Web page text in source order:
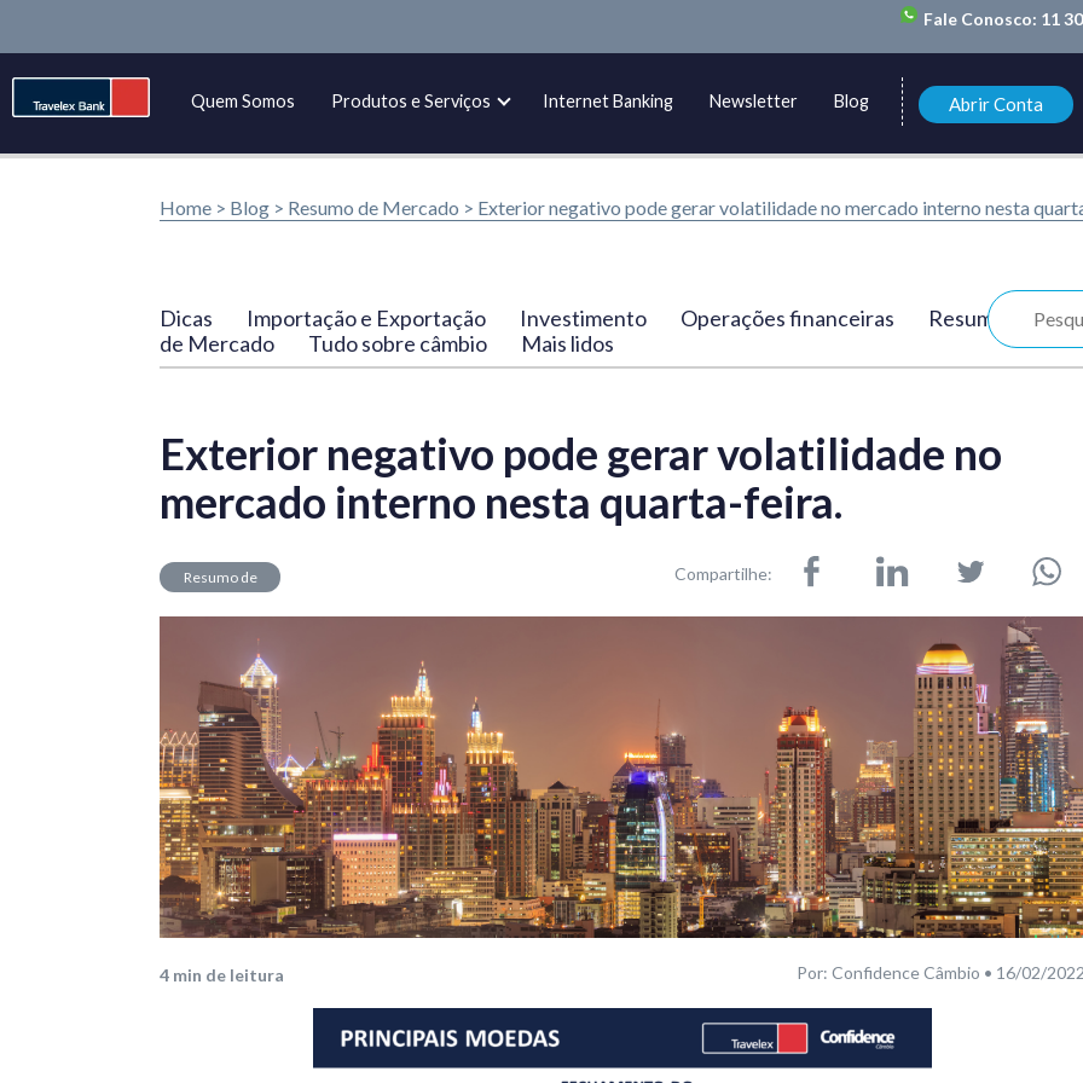
Fale Conosco: 11
Quem Somos Produtos e Serviços Internet Banking Newsletter Blog Abrir Conta
Home > Blog > Resumo de Mercado > Exterior negativo pode gerar volatilidade no mercado interno nesta
Dicas Importação e Exportação Investimento Operações financeiras
Resumo
de Mercado
Tudo sobre câmbio Mais lidos
Exterior negativo pode gerar volatilidade no
mercado interno nesta quarta-feira.
Resumo de
Compartilhe:
4 min de leitura Por: Confidence Câmbio • 16/02/